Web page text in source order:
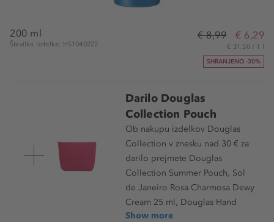
200 ml
Številka izdelka: HS1040222
€ 8,99 € 6,29
€ 31,50 / 1 l
SHRANJENO -30%
Darilo Douglas
Collection Pouch
Ob nakupu izdelkov Douglas
Collection v znesku nad 30 € za
darilo prejmete Douglas
Collection Summer Pouch, Sol
de Janeiro Rosa Charmosa Dewy
Cream 25 ml, Douglas Hand
Show more